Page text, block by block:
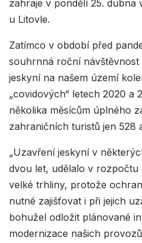
zahraje v pondělí 25. dubna
u Litovle.
Zatímco v období před
souhrnná roční
jeskyní na našem území
„covidových“ letech 2020 a
několika měsícům úplného
zahraničních turistů jen 528
„Uzavření jeskyní v
dvou let, udělalo v rozpočtu
velké trhliny, protože
nutné zajišťovat i při jejich
bohužel odložit plánované
modernizace našich